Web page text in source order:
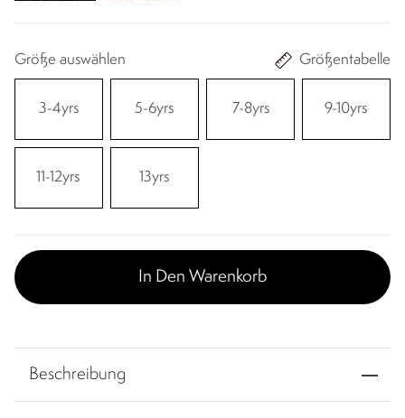
Größe auswählen Größentabelle
3-4yrs 5-6yrs 7-8yrs 9-10yrs
11-12yrs 13yrs
In Den Warenkorb
Beschreibung